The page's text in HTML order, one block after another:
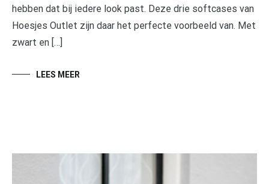
hebben dat bij iedere look past. Deze drie softcases van
Hoesjes Outlet zijn daar het perfecte voorbeeld van. Met
zwart en […]
LEES MEER